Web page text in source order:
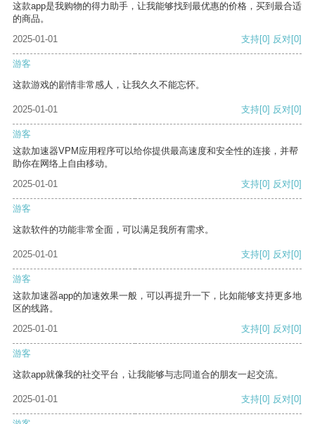
这款app是我购物的得力助手，让我能够找到最优惠的价格，买到最合适
的商品。
2025-01-01
支持[0] 反对[0]
游客
这款游戏的剧情非常感人，让我久久不能忘怀。
2025-01-01 支持[0] 反对[0]
游客
这款加速器VPM应用程序可以给你提供最高速度和安全性的连接，并帮
助你在网络上自由移动。
2025-01-01
支持[0] 反对[0]
游客
这款软件的功能非常全面，可以满足我所有需求。
2025-01-01 支持[0] 反对[0]
游客
这款加速器app的加速效果一般，可以再提升一下，比如能够支持更多地
区的线路。
2025-01-01
支持[0] 反对[0]
游客
这款app就像我的社交平台，让我能够与志同道合的朋友一起交流。
2025-01-01 支持[0] 反对[0]